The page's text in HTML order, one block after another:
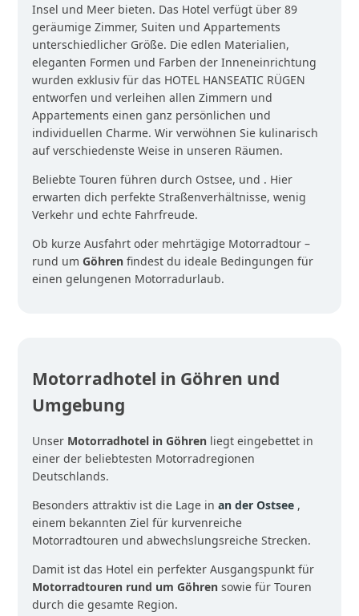
Insel und Meer bieten. Das Hotel verfügt über 89
geräumige Zimmer, Suiten und Appartements
unterschiedlicher Größe. Die edlen Materialien,
eleganten Formen und Farben der Inneneinrichtung
wurden exklusiv für das HOTEL HANSEATIC RÜGEN
entworfen und verleihen allen Zimmern und
Appartements einen ganz persönlichen und
individuellen Charme. Wir verwöhnen Sie kulinarisch
auf verschiedenste Weise in unseren Räumen.
Beliebte Touren führen durch Ostsee, und . Hier
erwarten dich perfekte Straßenverhältnisse, wenig
Verkehr und echte Fahrfreude.
Ob kurze Ausfahrt oder mehrtägige Motorradtour –
rund um Göhren findest du ideale Bedingungen für
einen gelungenen Motorradurlaub.
Motorradhotel in Göhren und
Umgebung
Unser Motorradhotel in Göhren liegt eingebettet in
einer der beliebtesten Motorradregionen
Deutschlands.
Besonders attraktiv ist die Lage in an der Ostsee ,
einem bekannten Ziel für kurvenreiche
Motorradtouren und abwechslungsreiche Strecken.
Damit ist das Hotel ein perfekter Ausgangspunkt für
Motorradtouren rund um Göhren sowie für Touren
durch die gesamte Region.